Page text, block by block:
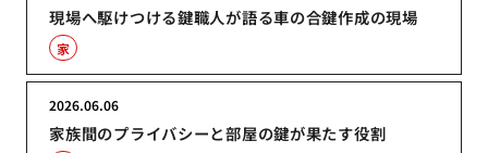
現場へ駆けつける鍵職人が語る車の合鍵作成の現場
家
家族間のプライバシーと部屋の鍵が果たす役割
2026.06.06